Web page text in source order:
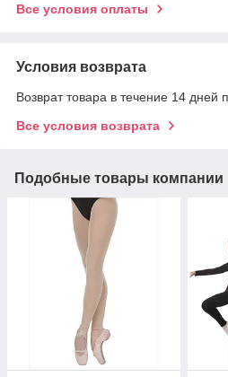
Все условия оплаты
Условия возврата
Возврат товара в течение 14 дней
Все условия возврата
Подобные товары компании